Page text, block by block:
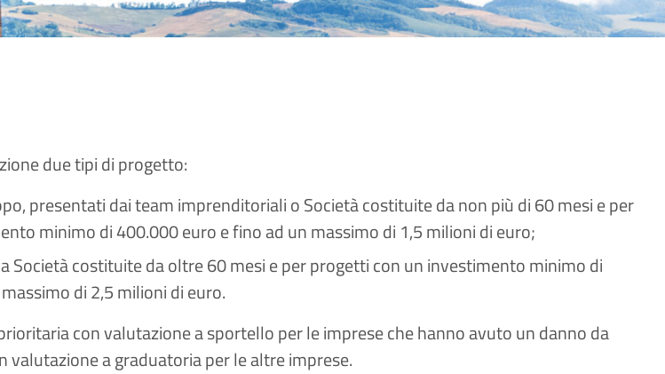
due tipi di progetto:
presentati dai team imprenditoriali o Società costituite da non più di 60 mesi e per
minimo di 400.000 euro e fino ad un massimo di 1,5 milioni di euro;
Società costituite da oltre 60 mesi e per progetti con un investimento minimo di
di 2,5 milioni di euro.
con valutazione a sportello per le imprese che hanno avuto un danno da
valutazione a graduatoria per le altre imprese.